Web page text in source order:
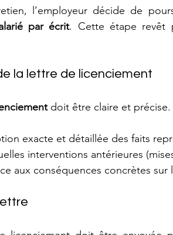
l’employeur décide de
par écrit. Cette étape revêt
la lettre de licenciement
doit être claire et
exacte et détaillée des faits
interventions antérieures
aux conséquences concrètes sur